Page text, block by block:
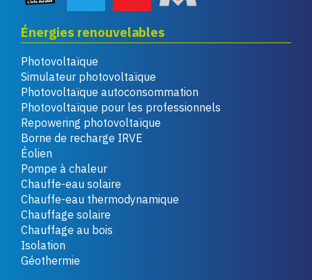
Énergies renouvelables
Photovoltaïque
Simulateur photovoltaïque
Photovoltaïque autoconsommation
Photovoltaïque pour les professionnels
Repowering photovoltaïque
Borne de recharge IRVE
Éolien
Pompe à chaleur
Chauffe-eau solaire
Chauffe-eau thermodynamique
Chauffage solaire
Chauffage au bois
Isolation
Géothermie